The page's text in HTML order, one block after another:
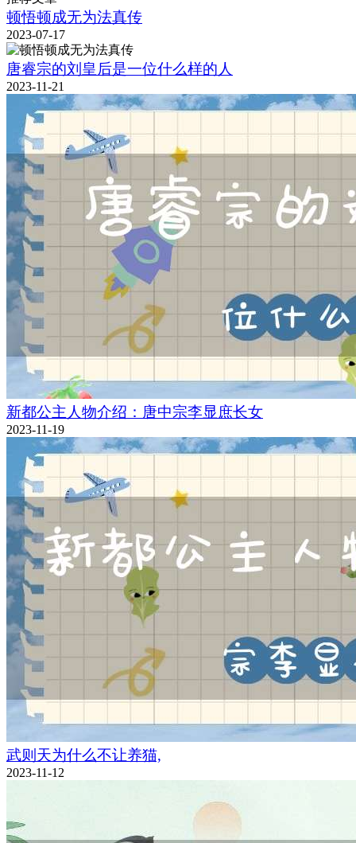
顿悟顿成无为法真传
2023-07-17
唐睿宗的刘皇后是一位什么样的人
2023-11-21
新都公主人物介绍：唐中宗李显庶长女
2023-11-19
武则天为什么不让养猫,
2023-11-12